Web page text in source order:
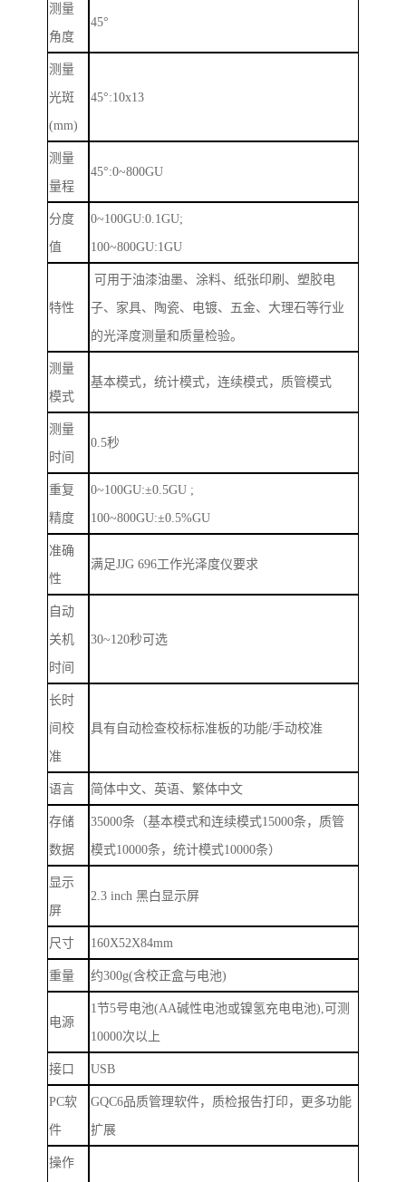
测量
角度
45°
测量
光斑
(mm)
45°:10x13
测量
量程
45°:0~800GU
分度
值
0~100GU:0.1GU;
100~800GU:1GU
特性
可用于油漆油墨、涂料、纸张印刷、塑胶电
子、家具、陶瓷、电镀、五金、大理石等行业
的光泽度测量和质量检验。
测量
模式
基本模式，统计模式，连续模式，质管模式
测量
时间
0.5秒
重复
精度
0~100GU:±0.5GU ;
100~800GU:±0.5%GU
准确
性
满足JJG 696工作光泽度仪要求
自动
关机
时间
30~120秒可选
长时
间校
准
具有自动检查校标标准板的功能/手动校准
语言 简体中文、英语、繁体中文
存储
数据
35000条（基本模式和连续模式15000条，质管
模式10000条，统计模式10000条）
显示
屏
2.3 inch黑白显示屏
尺寸 160X52X84mm
重量 约300g(含校正盒与电池)
电源
1节5号电池(AA碱性电池或镍氢充电电池),可测
10000次以上
接口 USB
PC软
件
GQC6品质管理软件，质检报告打印，更多功能
扩展
操作